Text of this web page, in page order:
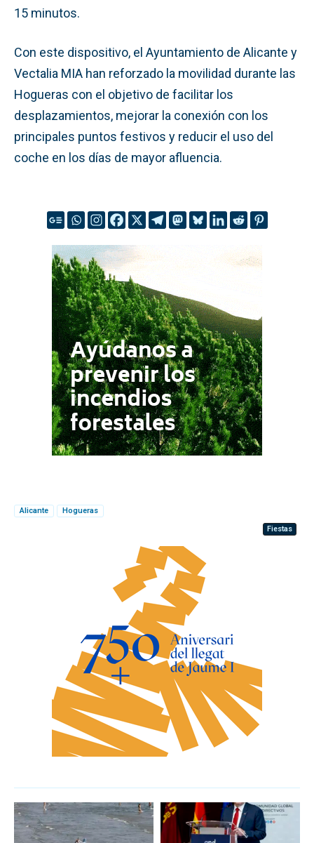
15 minutos.
Con este dispositivo, el Ayuntamiento de Alicante y
Vectalia MIA han reforzado la movilidad durante las
Hogueras con el objetivo de facilitar los
desplazamientos, mejorar la conexión con los
principales puntos festivos y reducir el uso del
coche en los días de mayor afluencia.
Alicante
Hogueras
Fiestas